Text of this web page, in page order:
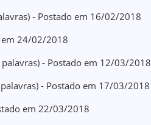
- Postado em 16/02/2018
em 24/02/2018
- Postado em 12/03/2018
- Postado em 17/03/2018
em 22/03/2018